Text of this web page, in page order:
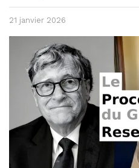
21 janvier 2026